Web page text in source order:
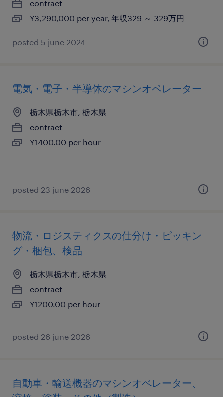
contract
¥3,290,000 per year, 年収329 ～ 329万円
posted 5 june 2024
電気・電子・半導体のマシンオペレーター
栃木県栃木市, 栃木県
contract
¥1400.00 per hour
posted 23 june 2026
物流・ロジスティクスの仕分け・ピッキン
グ・梱包、検品
栃木県栃木市, 栃木県
contract
¥1200.00 per hour
posted 26 june 2026
自動車・輸送機器のマシンオペレーター、